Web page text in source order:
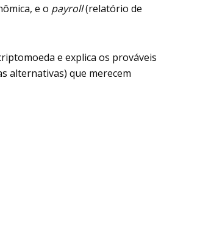
e o payroll(relatório de
e explica os prováveis
alternativas) que merecem